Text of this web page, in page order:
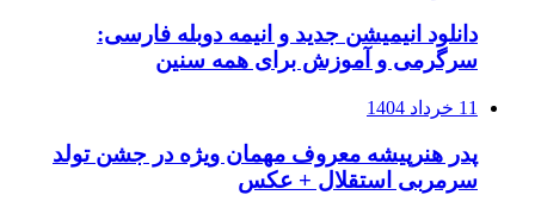
دانلود انیمیشن جدید و انیمه دوبله فارسی:
سرگرمی و آموزش برای همه سنین
11 خرداد 1404
پدر هنرپیشه معروف مهمان ویژه در جشن تولد
سرمربی استقلال + عکس